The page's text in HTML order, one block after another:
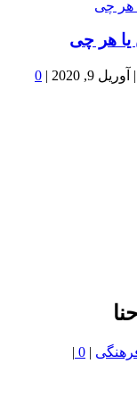
یا هر چی
| آوریل 9, 2020 |
0
|
0
|